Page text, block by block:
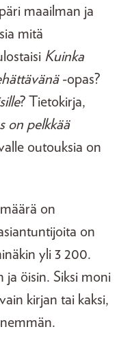
maailman ja
mitä
Kuinka
-opas?
? Tietokirja,
on pelkkää
outouksia on
on
on
yli 3 200.
ja öisin. Siksi moni
kirjan tai kaksi,